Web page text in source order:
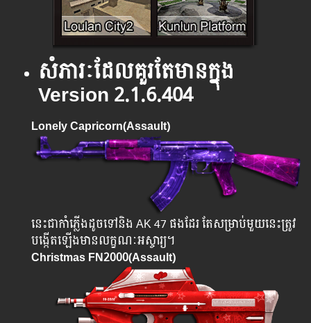
សំភារៈ​ដែល​គួរ​តែ​មាន​ក្នុង
Version 2.1.6.404
Lonely Capricorn(Assault)
នេះជាកាំភ្លើងដូចទៅនិង AK 47 ផងដែរ តែសម្រាប់មួយនេះត្រូវ
បង្កើតឡើងមានលក្ខណៈអស្ចារ្យ។
Christmas FN2000(Assault)